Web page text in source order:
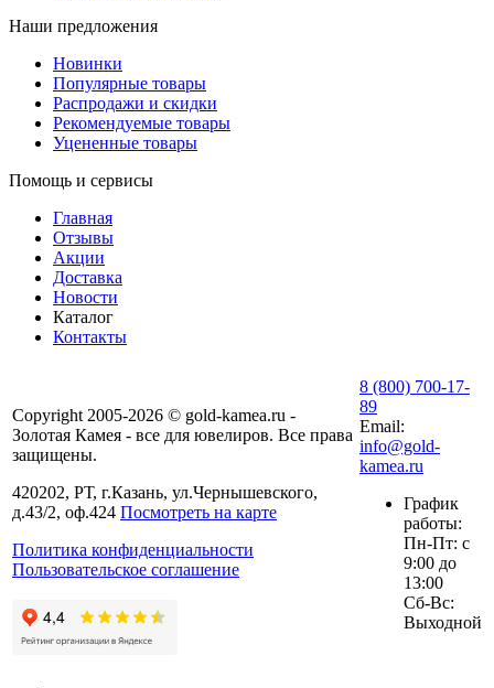
Наши предложения
Новинки
Популярные товары
Распродажи и скидки
Рекомендуемые товары
Уцененные товары
Помощь и сервисы
Главная
Отзывы
Акции
Доставка
Новости
Каталог
Контакты
Copyright 2005-2026 © gold-kamea.ru -
Золотая Камея - все для ювелиров. Все права
защищены.
420202, РТ, г.Казань, ул.Чернышевского,
д.43/2, оф.424 Посмотреть на карте
Политика конфиденциальности
Пользовательское соглашение
8 (800) 700-17-
89
Email:
info@gold-
kamea.ru
График
работы:
Пн-Пт: с
9:00 до
13:00
Сб-Вс:
Выходной